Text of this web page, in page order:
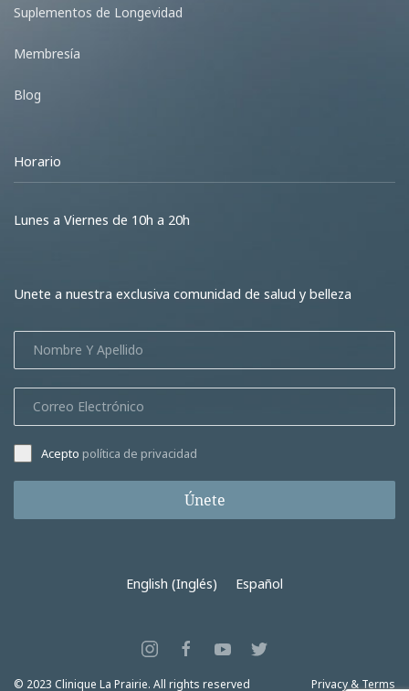
Suplementos de Longevidad
Membresía
Blog
Horario
Lunes a Viernes de 10h a 20h
Unete a nuestra exclusiva comunidad de salud y belleza
Acepto política de privacidad
Únete
English (Inglés) Español
© 2023 Clinique La Prairie. All rights reserved Privacy & Terms